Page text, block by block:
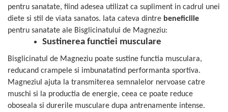
pentru sanatate, fiind adesea utilizat ca supliment in cadrul unei
diete si stil de viata sanatos. Iata cateva dintre beneficiile
pentru sanatate ale Bisglicinatului de Magneziu:
Sustinerea functiei musculare
Bisglicinatul de Magneziu poate sustine functia musculara,
reducand crampele si imbunatatind performanta sportiva.
Magneziul ajuta la transmiterea semnalelor nervoase catre
muschi si la productia de energie, ceea ce poate reduce
oboseala si durerile musculare dupa antrenamente intense.